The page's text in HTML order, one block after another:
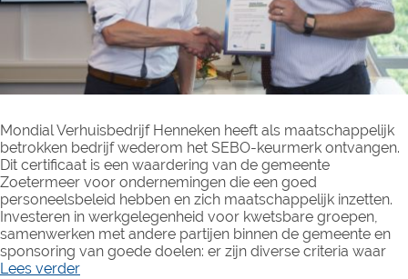
Mondial Verhuisbedrijf Henneken heeft als maatschappelijk
betrokken bedrijf wederom het SEBO-keurmerk ontvangen.
Dit certificaat is een waardering van de gemeente
Zoetermeer voor ondernemingen die een goed
personeelsbeleid hebben en zich maatschappelijk inzetten.
Investeren in werkgelegenheid voor kwetsbare groepen,
samenwerken met andere partijen binnen de gemeente en
sponsoring van goede doelen: er zijn diverse criteria waar
Lees verder